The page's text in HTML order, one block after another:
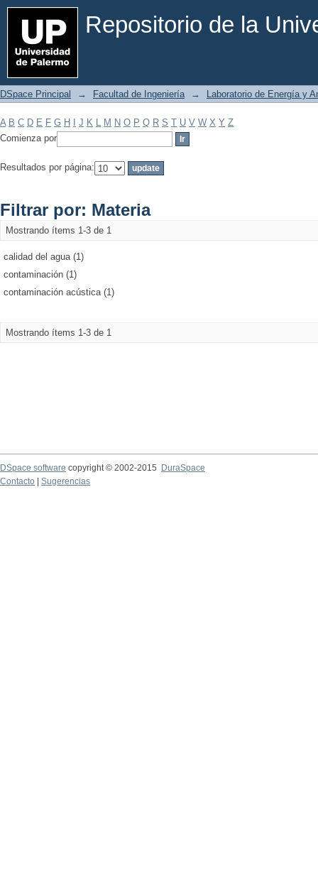
Repositorio de la
Filtrar por: Materia
DSpace Principal → Facultad de Ingeniería → Laboratorio de Energía y
A B C D E F G H J K L M N O P Q R S T U V W X Y Z
Comienza por
Resultados por página:
Filtrar por: Materia
Mostrando ítems 1-3 de 1
calidad del agua (1)
contaminación (1)
contaminación acústica (1)
Mostrando ítems 1-3 de 1
DSpace software copyright © 2002-2015
DuraSpace
Contacto
Sugerencias